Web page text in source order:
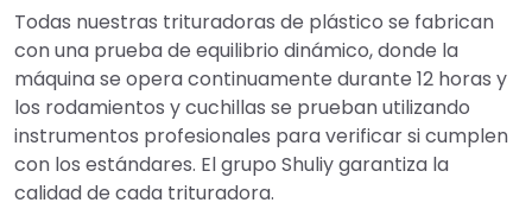
Todas nuestras trituradoras de plástico se fabrican
con una prueba de equilibrio dinámico, donde la
máquina se opera continuamente durante 12 horas y
los rodamientos y cuchillas se prueban utilizando
instrumentos profesionales para verificar si cumplen
con los estándares. El grupo Shuliy garantiza la
calidad de cada trituradora.